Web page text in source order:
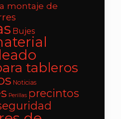
montaje de
Bujes
tableros
Noticias
Perillas precintos